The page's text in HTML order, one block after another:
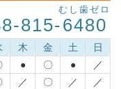
815-6480
むし歯ゼロ
木 金 土
日
● 〇 ●
／
／ 〇 ／
／